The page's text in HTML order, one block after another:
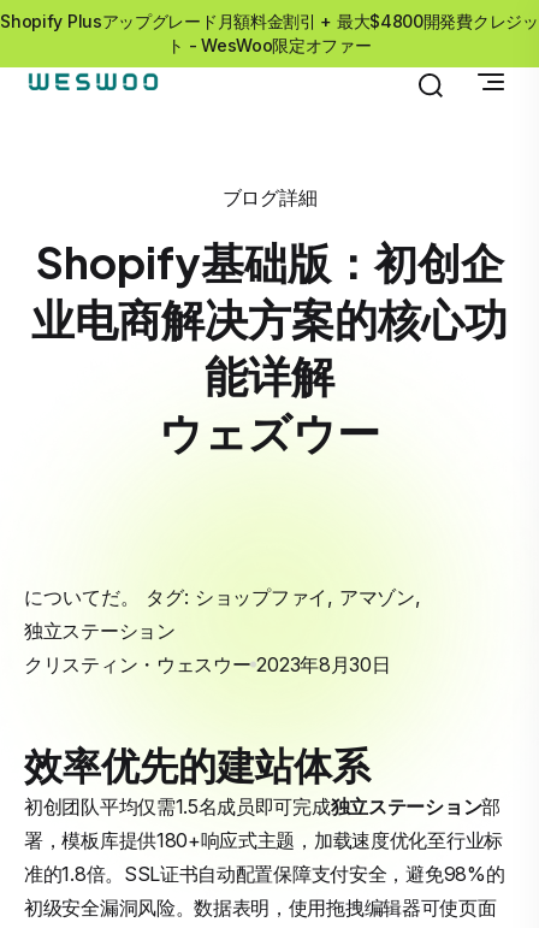
Shopify Plusアップグレード月額料金割引 + 最大$4800開発費クレジッ
ト - WesWoo限定オファー
ブログ詳細
Shopify基础版：初创企
业电商解决方案的核心功
能详解
ウェズウー
についてだ。 タグ: ショップファイ , アマゾン,
独立ステーション
クリスティン・ウェスウー 2023年8月30日
效率优先的建站体系
初创团队平均仅需1.5名成员即可完成独立ステーション部
署，模板库提供180+响应式主题，加载速度优化至行业标
准的1.8倍。SSL证书自动配置保障支付安全，避免98%的
初级安全漏洞风险。数据表明，使用拖拽编辑器可使页面